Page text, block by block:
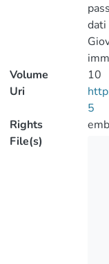
dati
Volume
10
Uri
5
Rights
File(s)